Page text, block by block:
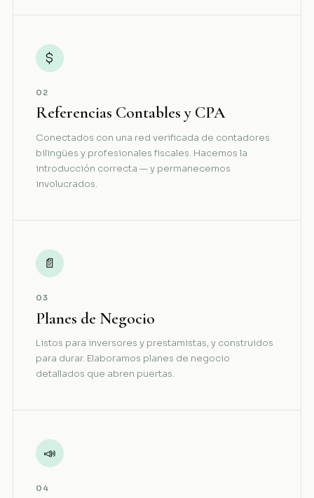
$
02
Referencias Contables y CPA
Conectados con una red verificada de contadores
bilingües y profesionales fiscales. Hacemos la
introducción correcta — y permanecemos
involucrados.
📄
03
Planes de Negocio
Listos para inversores y prestamistas, y construidos
para durar. Elaboramos planes de negocio
detallados que abren puertas.
📣
04